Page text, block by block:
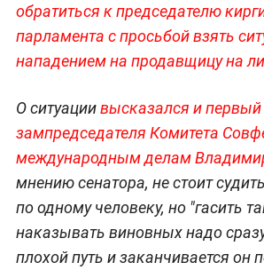
обратиться к председателю
парламента с просьбой взять
нападением на продавщицу на
О ситуациивысказался и первый
зампредседателя Комитета
международным делам
мнению сенатора, не стоит
по одному человеку, но "гасить
наказывать виновных надо
плохой путь и заканчивается он